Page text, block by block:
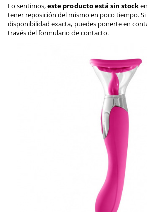
Lo sentimos,este producto está sin stock
tener reposición del mismo en poco tiempo.
disponibilidad exacta, puedes ponerte en
través delformulario de contacto.